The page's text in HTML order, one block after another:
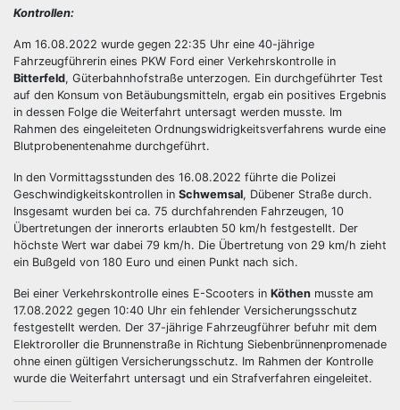
Kontrollen:
Am 16.08.2022 wurde gegen 22:35 Uhr eine 40-jährige
Fahrzeugführerin eines PKW Ford einer Verkehrskontrolle in
Bitterfeld, Güterbahnhofstraße unterzogen. Ein durchgeführter Test
auf den Konsum von Betäubungsmitteln, ergab ein positives Ergebnis
in dessen Folge die Weiterfahrt untersagt werden musste. Im
Rahmen des eingeleiteten Ordnungswidrigkeitsverfahrens wurde eine
Blutprobenentenahme durchgeführt.
In den Vormittagsstunden des 16.08.2022 führte die Polizei
Geschwindigkeitskontrollen in Schwemsal, Dübener Straße durch.
Insgesamt wurden bei ca. 75 durchfahrenden Fahrzeugen, 10
Übertretungen der innerorts erlaubten 50 km/h festgestellt. Der
höchste Wert war dabei 79 km/h. Die Übertretung von 29 km/h zieht
ein Bußgeld von 180 Euro und einen Punkt nach sich.
Bei einer Verkehrskontrolle eines E-Scooters in Köthen musste am
17.08.2022 gegen 10:40 Uhr ein fehlender Versicherungsschutz
festgestellt werden. Der 37-jährige Fahrzeugführer befuhr mit dem
Elektroroller die Brunnenstraße in Richtung Siebenbrünnenpromenade
ohne einen gültigen Versicherungsschutz. Im Rahmen der Kontrolle
wurde die Weiterfahrt untersagt und ein Strafverfahren eingeleitet.